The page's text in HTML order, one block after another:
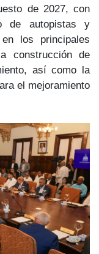
de 2027, con
de
autopistas y
en los principales
construcción de
, así como la
el mejoramiento